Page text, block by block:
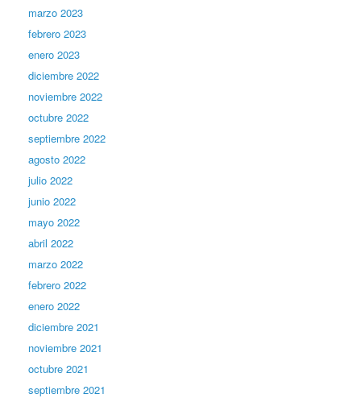
marzo 2023
febrero 2023
enero 2023
diciembre 2022
noviembre 2022
octubre 2022
septiembre 2022
agosto 2022
julio 2022
junio 2022
mayo 2022
abril 2022
marzo 2022
febrero 2022
enero 2022
diciembre 2021
noviembre 2021
octubre 2021
septiembre 2021